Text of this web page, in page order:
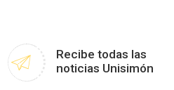
Recibe todas las
noticias Unisimón